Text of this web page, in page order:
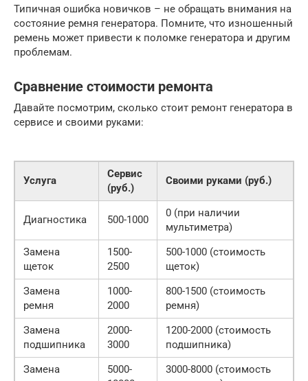
Типичная ошибка новичков – не обращать внимания на
состояние ремня генератора. Помните, что изношенный
ремень может привести к поломке генератора и другим
проблемам.
Сравнение стоимости ремонта
Давайте посмотрим, сколько стоит ремонт генератора в
сервисе и своими руками:
Услуга
Сервис
(руб.)
Своими руками (руб.)
Диагностика 500-1000
0 (при наличии
мультиметра)
Замена
щеток
1500-
2500
500-1000 (стоимость
щеток)
Замена
ремня
1000-
2000
800-1500 (стоимость
ремня)
Замена
подшипника
2000-
3000
1200-2000 (стоимость
подшипника)
Замена
5000-
3000-8000 (стоимость